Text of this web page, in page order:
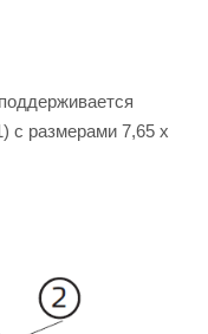
с размерами 7,65 х